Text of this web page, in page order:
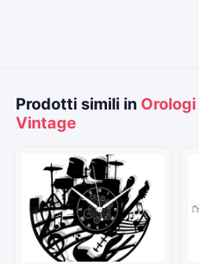
Prodotti simili in
Vintage